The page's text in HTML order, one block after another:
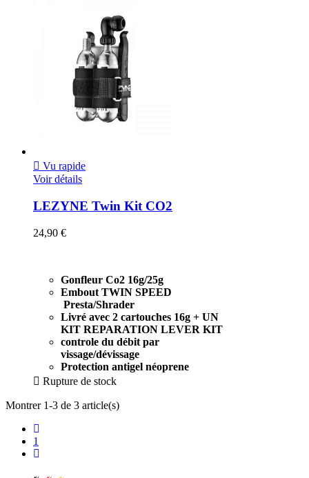
 Vu rapide
Voir détails
LEZYNE Twin Kit CO2
24,90 €
Gonfleur Co2 16g/25g
Embout TWIN SPEED
Presta/Shrader
Livré avec 2 cartouches 16g + UN
KIT REPARATION LEVER KIT
controle du débit par
vissage/dévissage
Protection antigel néoprene
 Rupture de stock
Montrer 1-3 de 3 article(s)
1